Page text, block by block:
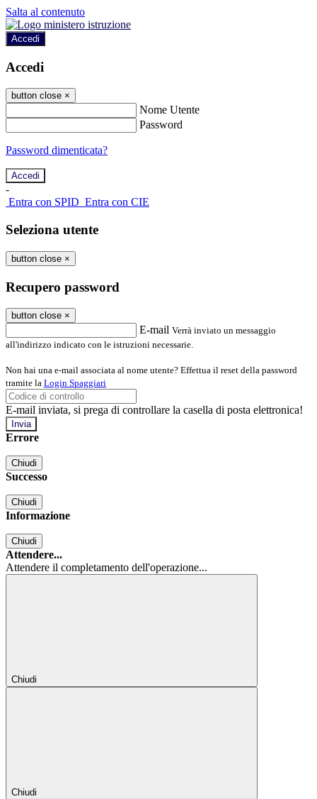
Salta al contenuto
Accedi
Accedi
button close ×
Nome Utente
Password
Password dimenticata?
-
Entra con SPID Entra con CIE
Seleziona utente
button close ×
Recupero password
button close ×
E-mail Verrà inviato un messaggio
all'indirizzo indicato con le istruzioni necessarie.
Non hai una e-mail associata al nome utente? Effettua il reset della password
tramite la Login Spaggiari
E-mail inviata, si prega di controllare la casella di posta elettronica!
Errore
Chiudi
Successo
Chiudi
Informazione
Chiudi
Attendere...
Attendere il completamento dell'operazione...
Chiudi
Chiudi